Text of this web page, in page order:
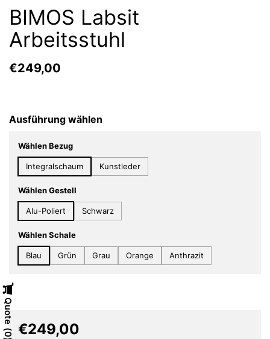
BIMOS Labsit
Arbeitsstuhl
€249,00
Ausführung wählen
Wählen Bezug
Integralschaum Kunstleder
Wählen Gestell
Alu-Poliert Schwarz
Wählen Schale
Blau Grün Grau Orange Anthrazit
€249,00
Quote
0